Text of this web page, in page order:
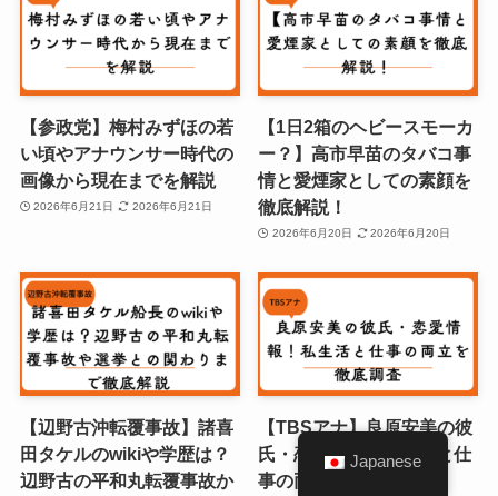
【参政党】梅村みずほの若
い頃やアナウンサー時代の
画像から現在までを解説
2026年6月21日 2026年6月21日
【1日2箱のヘビースモーカ
ー？】高市早苗のタバコ事
情と愛煙家としての素顔を
徹底解説！
2026年6月20日 2026年6月20日
【辺野古沖転覆事故】諸喜
田タケルのwikiや学歴は？
辺野古の平和丸転覆事故か
【TBSアナ】良原安美の彼
氏・恋愛情報！私生活と仕
事の両立を徹底調査
Japanese